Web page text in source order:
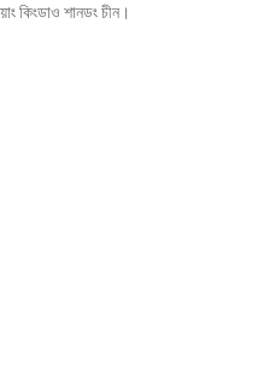
কিংডাও শানডং চীন।